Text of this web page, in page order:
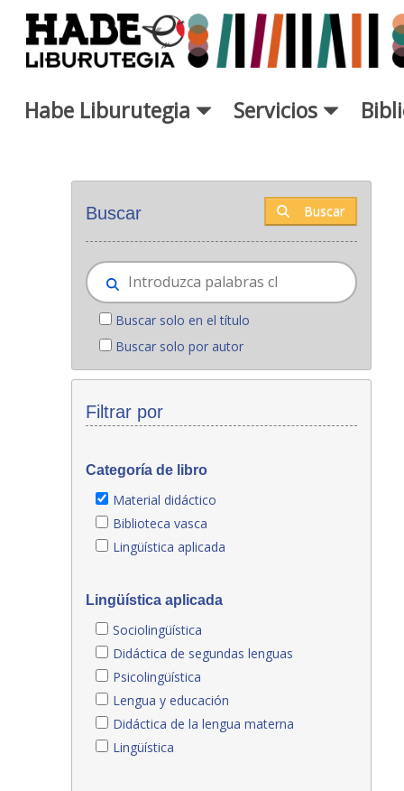
Saltar al contenido principal
Habe Liburutegia Servicios
Buscar Buscar
Buscar solo en el título
Buscar solo por autor
Filtrar por
Categoría de libro
Material didáctico
Biblioteca vasca
Lingüística aplicada
Lingüística aplicada
Sociolingüística
Didáctica de segundas lenguas
Psicolingüística
Lengua y educación
Didáctica de la lengua materna
Lingüística